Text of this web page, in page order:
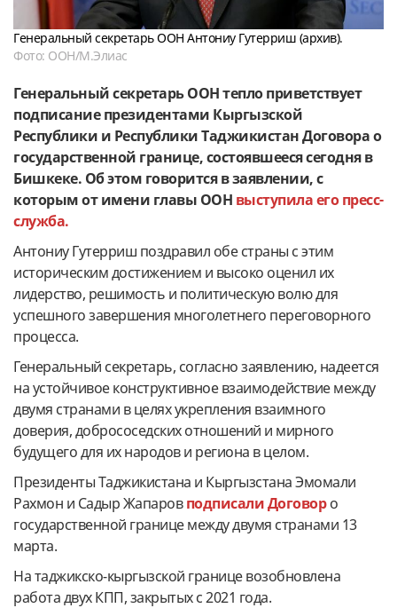
Генеральный секретарь ООН Антониу Гутерриш (архив).
Фото: ООН/М.Элиас
Генеральный секретарь ООН тепло приветствует
подписание президентами Кыргызской
Республики и Республики Таджикистан Договора о
государственной границе, состоявшееся сегодня в
Бишкеке. Об этом говорится в заявлении, с
которым от имени главы ООН выступила его пресс-
служба.
Антониу Гутерриш поздравил обе страны с этим
историческим достижением и высоко оценил их
лидерство, решимость и политическую волю для
успешного завершения многолетнего переговорного
процесса.
Генеральный секретарь, согласно заявлению, надеется
на устойчивое конструктивное взаимодействие между
двумя странами в целях укрепления взаимного
доверия, добрососедских отношений и мирного
будущего для их народов и региона в целом.
Президенты Таджикистана и Кыргызстана Эмомали
Рахмон и Садыр Жапаровподписали Договоро
государственной границе между двумя странами 13
марта.
На таджикско-кыргызской границе возобновлена
работа двух КПП, закрытых с 2021 года.